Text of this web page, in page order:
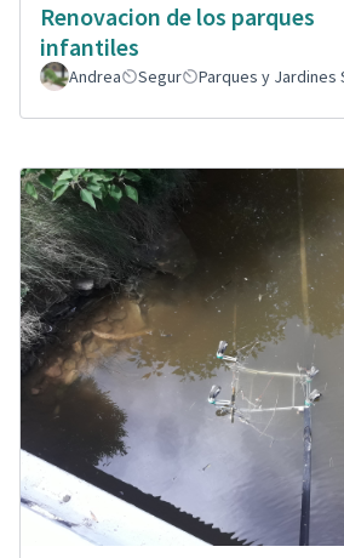
Renovacion de los parques
infantiles
Andrea Segur Parques y Jardines